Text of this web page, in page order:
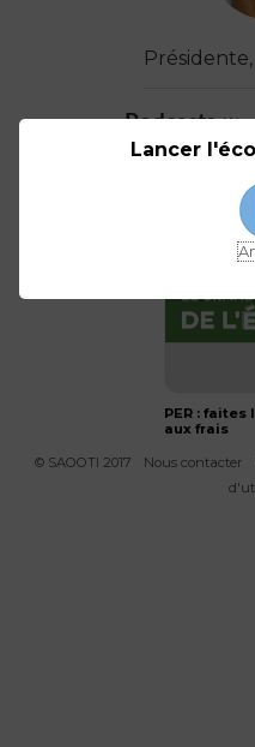
Présidente,
Podcasts
PER : faites
aux frais
© SAOOTI 2017
Nous contacter
Lancer